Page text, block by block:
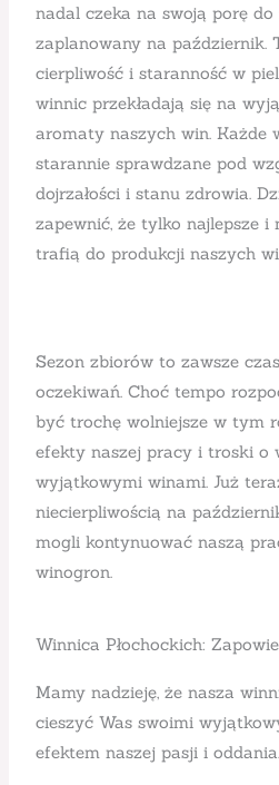
nadal czeka na swoją porę
zaplanowany na październik.
cierpliwość i staranność w
winnic przekładają się na
aromaty naszych win. Każde
starannie sprawdzane pod
dojrzałości i stanu zdrowia.
zapewnić, że tylko najlepsze i
trafią do produkcji naszych
Sezon zbiorów to zawsze
oczekiwań. Choć tempo
być trochę wolniejsze w tym
efekty naszej pracy i troski o
wyjątkowymi winami. Już
niecierpliwością na
mogli kontynuować naszą
winogron.
Winnica Płochockich:
Mamy nadzieję, że nasza
cieszyć Was swoimi
efektem naszej pasji i oddania.